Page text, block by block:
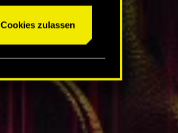
Cookies zulassen